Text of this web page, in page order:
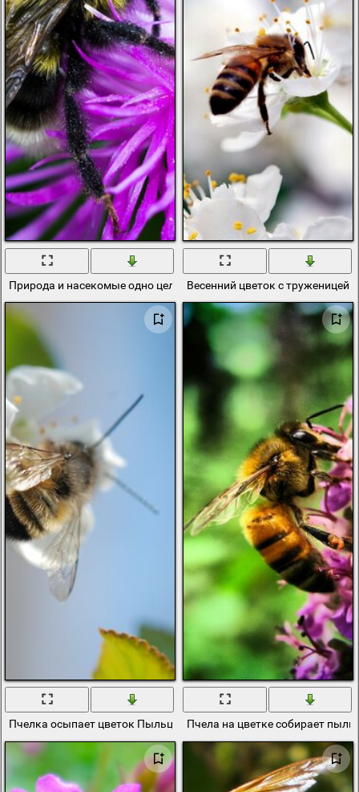
Природа и насекомые одно целое Весенний цветок с труженицей
Пчелка осыпает цветок Пыльцой Пчела на цветке собирает